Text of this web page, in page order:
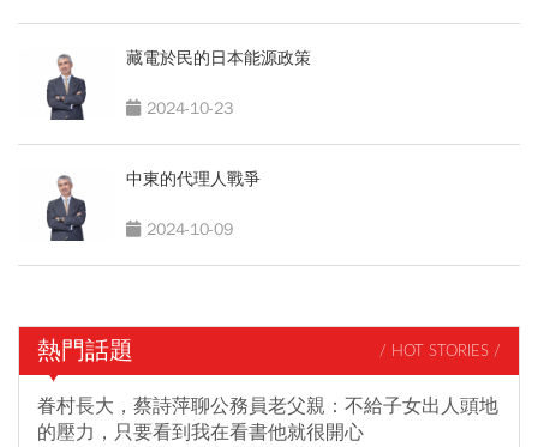
藏電於民的日本能源政策
2024-10-23
中東的代理人戰爭
2024-10-09
熱門話題 / HOT STORIES /
眷村長大，蔡詩萍聊公務員老父親：不給子女出人頭地
的壓力，只要看到我在看書他就很開心